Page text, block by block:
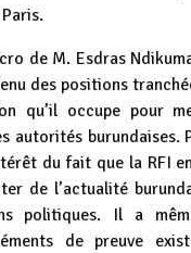
de M. Esdras
des positions
qu’il occupe pour
autorités burundaises.
du fait que la RFI
de l’actualité
politiques. Il a
de preuve